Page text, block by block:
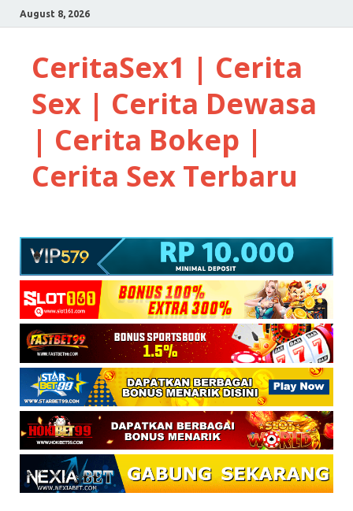
August 8, 2026
CeritaSex1 | Cerita
Sex | Cerita Dewasa
| Cerita Bokep |
Cerita Sex Terbaru